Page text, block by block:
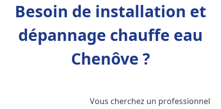
Besoin de installation et
dépannage chauffe eau
Chenôve ?
Vous cherchez un professionnel